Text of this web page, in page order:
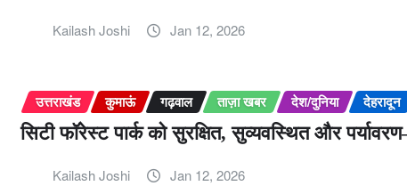
Kailash Joshi Jan 12, 2026
उत्तराखंड कुमाऊं गढ़वाल ताज़ा खबर देश/दुनिया देहरादून
सिटी फॉरेस्ट पार्क को सुरक्षित, सुव्यवस्थित और
Kailash Joshi Jan 12, 2026